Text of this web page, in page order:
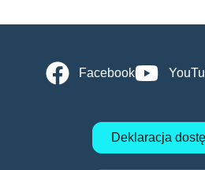
Facebook
Deklaracja